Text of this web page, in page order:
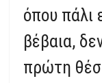
όπου πάλι
βέβαια,
πρώτη